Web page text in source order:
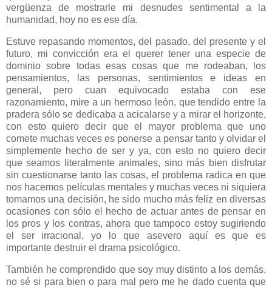
vergüenza de mostrarle mi desnudes sentimental a la
humanidad, hoy no es ese día.
Estuve repasando momentos, del pasado, del presente y el
futuro, mi convicción era el querer tener una especie de
dominio sobre todas esas cosas que me rodeaban, los
pensamientos, las personas, sentimientos e ideas en
general, pero cuan equivocado estaba con ese
razonamiento, mire a un hermoso león, que tendido entre la
pradera sólo se dedicaba a acicalarse y a mirar el horizonte,
con esto quiero decir que el mayor problema que uno
comete muchas veces es ponerse a pensar tanto y olvidar el
simplemente hecho de ser y ya, con esto no quiero decir
que seamos literalmente animales, sino más bien disfrutar
sin cuestionarse tanto las cosas, el problema radica en que
nos hacemos películas mentales y muchas veces ni siquiera
tomamos una decisión, he sido mucho más feliz en diversas
ocasiones con sólo el hecho de actuar antes de pensar en
los pros y los contras, ahora que tampoco estoy sugiriendo
el ser irracional, yo lo que asevero aquí es que es
importante destruir el drama psicológico.
También he comprendido que soy muy distinto a los demás,
no sé si para bien o para mal pero me he dado cuenta que